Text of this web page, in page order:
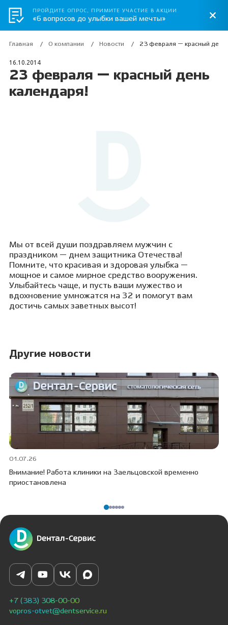
Главная О компании Новости 23 февраля — красный день
16.10.2014
23 февраля — красный день
календаря!
Мы от всей души поздравляем мужчин с
праздником — днем защитника Отечества!
Помните, что красивая и здоровая улыбка —
мощное и самое мирное средство вооружения.
Улыбайтесь чаще, и пусть ваши мужество и
вдохновение умножатся на 32 и помогут вам
достичь самых заветных высот!
Другие новости
01.07.26
Внимание! Работа клиники на Заельцовской временно
приостановлена
+7 (383) 308-00-00
vopros-otvet@dentservice.ru
ПРОЙДИТЕ ОПРОС, ПРИМИТЕ УЧАСТИЕ В АКЦИИ
«6 вопросов до улыбки вашей мечты»